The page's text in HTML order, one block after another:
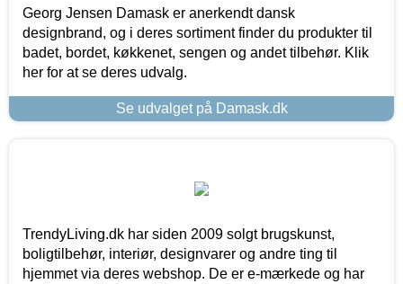
Georg Jensen Damask er anerkendt dansk
designbrand, og i deres sortiment finder du produkter til
badet, bordet, køkkenet, sengen og andet tilbehør. Klik
her for at se deres udvalg.
Se udvalget på Damask.dk
TrendyLiving.dk har siden 2009 solgt brugskunst,
boligtilbehør, interiør, designvarer og andre ting til
hjemmet via deres webshop. De er e-mærkede og har